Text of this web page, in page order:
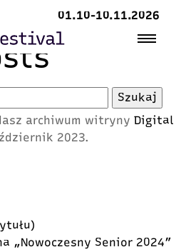
01.10-10.11.2026
archiwum witryny Digital
2023.
„Nowoczesny Senior 2024”